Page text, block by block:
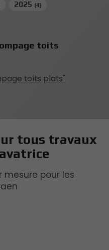
2025 (4)
toits
toits plats"
tous travaux
pour les